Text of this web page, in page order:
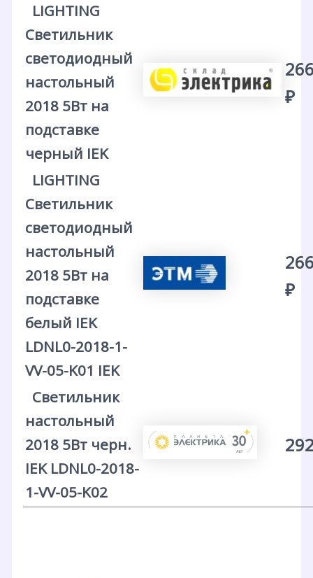
LIGHTING
Светильник
светодиодный
настольный
2018 5Вт на
подставке
черный IEK
₽
LIGHTING
Светильник
светодиодный
настольный
2018 5Вт на
подставке
белый IEK
LDNL0-2018-1-
VV-05-K01 IEK
₽
Светильник
настольный
2018 5Вт черн.
IEK LDNL0-2018-
1-VV-05-K02